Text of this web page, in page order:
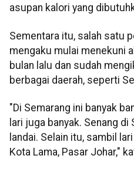
asupan kalori yang
Sementara itu, salah satu
mengaku mulai menekuni
bulan lalu dan sudah
berbagai daerah, seperti
"Di Semarang ini banyak
lari juga banyak. Senang
landai. Selain itu, sambil
Kota Lama, Pasar Johar,"